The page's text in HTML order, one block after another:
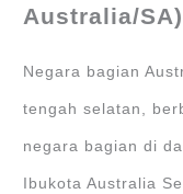
Australia/
Negara bagian
tengah selatan,
negara bagian di
Ibukota Australia